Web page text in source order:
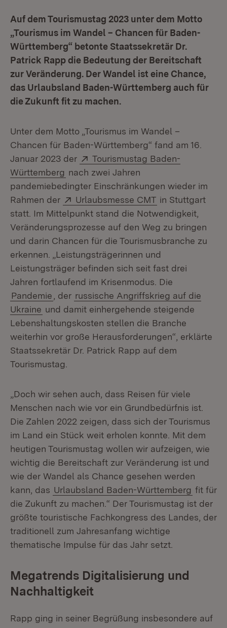
Auf dem Tourismustag 2023 unter dem Motto
„Tourismus im Wandel – Chancen für Baden-
Württemberg“ betonte Staatssekretär Dr.
Patrick Rapp die Bedeutung der Bereitschaft
zur Veränderung. Der Wandel ist eine Chance,
das Urlaubsland Baden-Württemberg auch für
die Zukunft fit zu machen.
Unter dem Motto „Tourismus im Wandel –
Chancen für Baden-Württemberg“ fand am 16.
Januar 2023 der
Extern:
Tourismustag Baden-
Württemberg (Öffnet in neuem Fenster)
nach zwei Jahren
pandemiebedingter Einschränkungen wieder im
Rahmen der
Extern:
Urlaubsmesse CMT (Öffnet in
in Stuttgart
statt. Im Mittelpunkt stand die Notwendigkeit,
Veränderungsprozesse auf den Weg zu bringen
und darin Chancen für die Tourismusbranche zu
erkennen. „Leistungsträgerinnen und
Leistungsträger befinden sich seit fast drei
Jahren fortlaufend im Krisenmodus. Die
Pandemie
, der russische Angriffskrieg auf die
Ukraine und damit einhergehende steigende
Lebenshaltungskosten stellen die Branche
weiterhin vor große Herausforderungen“, erklärte
Staatssekretär Dr. Patrick Rapp auf dem
Tourismustag.
„Doch wir sehen auch, dass Reisen für viele
Menschen nach wie vor ein Grundbedürfnis ist.
Die Zahlen 2022 zeigen, dass sich der Tourismus
im Land ein Stück weit erholen konnte. Mit dem
heutigen Tourismustag wollen wir aufzeigen, wie
wichtig die Bereitschaft zur Veränderung ist und
wie der Wandel als Chance gesehen werden
kann, das Urlaubsland Baden-Württemberg fit für
die Zukunft zu machen.“ Der Tourismustag ist der
größte touristische Fachkongress des Landes, der
traditionell zum Jahresanfang wichtige
thematische Impulse für das Jahr setzt.
Megatrends Digitalisierung und
Nachhaltigkeit
Rapp ging in seiner Begrüßung insbesondere auf